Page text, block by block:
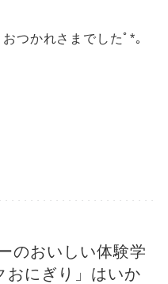
つかれさまでしたﾟ*｡
のおいしい体験学
おにぎり」はいか